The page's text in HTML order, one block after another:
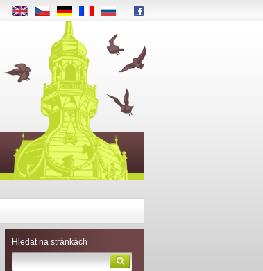
Hledat na stránkách
EN CS DE RU